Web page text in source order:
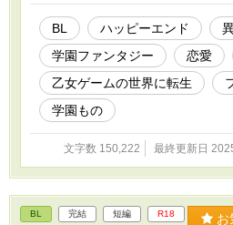
ますので、ご注意く
ル横に目安がありま
＊＊＊性行為描写
BL ハッピーエンド
学園ファンタジー
恋愛
乙女ゲームの世界に転生
学園もの
文字数 150,222 最終更新日
BL 完結 短編 R18 お